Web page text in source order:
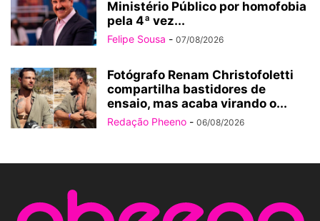
Ministério Público por homofobia
pela 4ª vez...
Felipe Sousa - 07/08/2026
Fotógrafo Renam Christofoletti
compartilha bastidores de
ensaio, mas acaba virando o...
Redação Pheeno - 06/08/2026